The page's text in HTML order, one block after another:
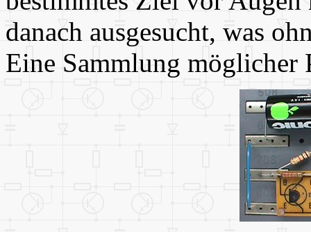
danach ausgesucht, was
Eine Sammlung möglicher